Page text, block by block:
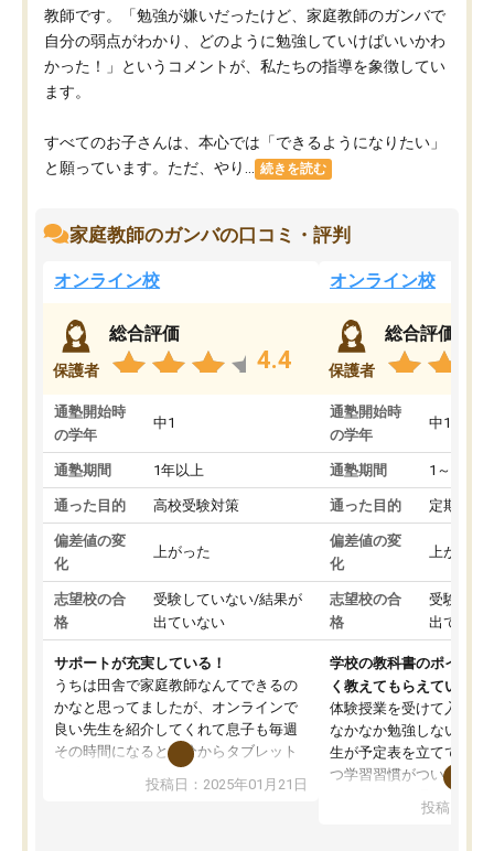
教師です。「勉強が嫌いだったけど、家庭教師のガンバで
自分の弱点がわかり、どのように勉強していけばいいかわ
かった！」というコメントが、私たちの指導を象徴してい
ます。
すべてのお子さんは、本心では「できるようになりたい」
と願っています。ただ、やり...
続きを読む
家庭教師のガンバの口コミ・評判
オンライン校
保護者
総合評価
4.4
通塾開始時
の学年
中1
通塾期間 1年以上
通った目的 高校受験対策
偏差値の変
化
上がった
志望校の合
格
受験していない/結果が
出ていない
サポートが充実している！
うちは田舎で家庭教師なんてできるの
かなと思ってましたが、オンラインで
良い先生を紹介してくれて息子も毎週
その時間になると自分からタブレット
を開いてzoomを繋げるようになりまし
た！5科目なんでもOKなのもとても気
投稿日：2025年01月21日
オンライン校
保護者
総合評価
通塾開始時
の学年
中1
通塾期間 1～3ヵ月
通った目的 定期テス
偏差値の変
化
上がった
志望校の合
格
受験して
出ていな
学校の教科書のポイント
く教えてもらえている
体験授業を受けて入塾し
なかなか勉強しない息子
生が予定表を立ててくれ
つ学習習慣がついてきま
指導が無い日も予定表
投稿日：